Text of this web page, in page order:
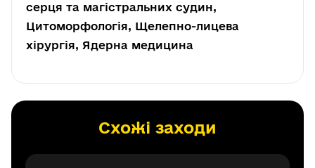
серця та магістральних судин,
Цитоморфологія, Щелепно-лицева
хірургія, Ядерна медицина
Схожі заходи